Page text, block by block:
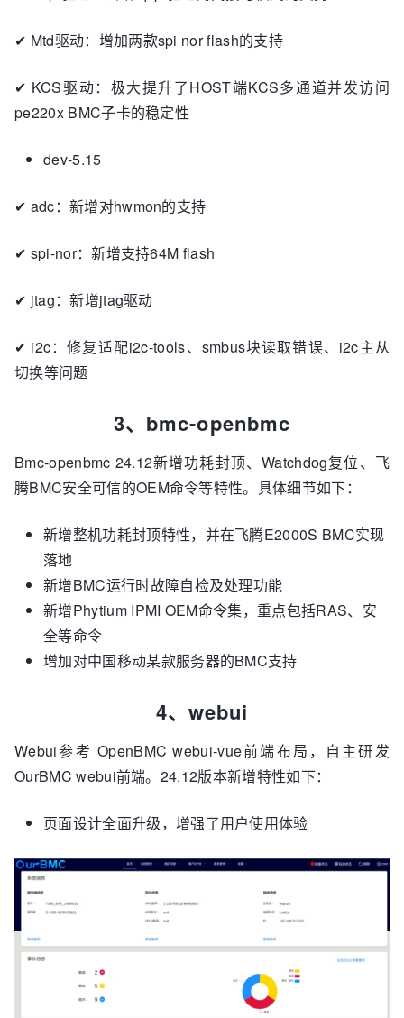
✔ Mtd驱动：增加两款spi nor flash的支持
✔ KCS驱动：极大提升了HOST端KCS多通道并发访问
pe220x BMC子卡的稳定性
dev-5.15
✔ adc：新增对hwmon的支持
✔ spi-nor：新增支持64M flash
✔ jtag：新增jtag驱动
✔ i2c：修复适配i2c-tools、smbus块读取错误、i2c主从
切换等问题
3、bmc-openbmc
Bmc-openbmc 24.12新增功耗封顶、Watchdog复位、飞
腾BMC安全可信的OEM命令等特性。具体细节如下：
新增整机功耗封顶特性，并在飞腾E2000S BMC实现
落地
新增BMC运行时故障自检及处理功能
新增Phytium IPMI OEM命令集，重点包括RAS、安
全等命令
增加对中国移动某款服务器的BMC支持
4、webui
Webui参考 OpenBMC webui-vue前端布局，自主研发
OurBMC webui前端。24.12版本新增特性如下：
页面设计全面升级，增强了用户使用体验